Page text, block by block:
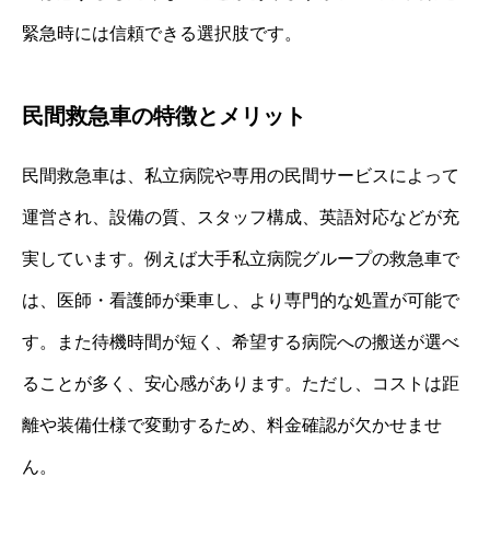
緊急時には信頼できる選択肢です。
民間救急車の特徴とメリット
民間救急車は、私立病院や専用の民間サービスによって
運営され、設備の質、スタッフ構成、英語対応などが充
実しています。例えば大手私立病院グループの救急車で
は、医師・看護師が乗車し、より専門的な処置が可能で
す。また待機時間が短く、希望する病院への搬送が選べ
ることが多く、安心感があります。ただし、コストは距
離や装備仕様で変動するため、料金確認が欠かせませ
ん。